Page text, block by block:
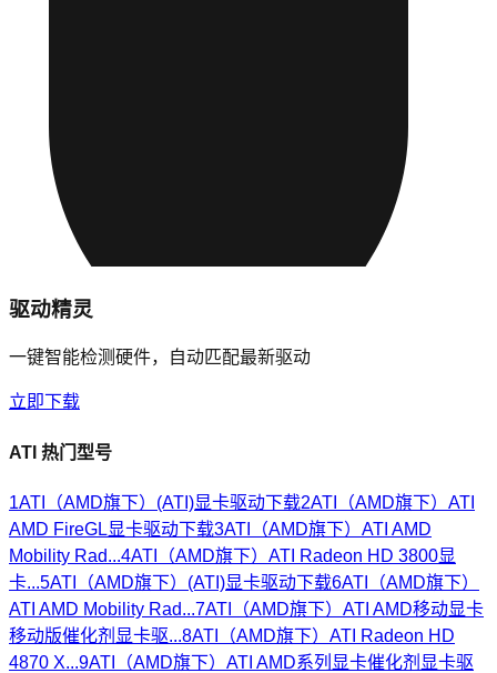
驱动精灵
一键智能检测硬件，自动匹配最新驱动
立即下载
ATI 热门型号
1ATI（AMD旗下）(ATI)显卡驱动下载2ATI（AMD旗下）ATI
AMD FireGL显卡驱动下载3ATI（AMD旗下）ATI AMD
Mobility Rad...4ATI（AMD旗下）ATI Radeon HD 3800显
卡...5ATI（AMD旗下）(ATI)显卡驱动下载6ATI（AMD旗下）
ATI AMD Mobility Rad...7ATI（AMD旗下）ATI AMD移动显卡
移动版催化剂显卡驱...8ATI（AMD旗下）ATI Radeon HD
4870 X...9ATI（AMD旗下）ATI AMD系列显卡催化剂显卡驱